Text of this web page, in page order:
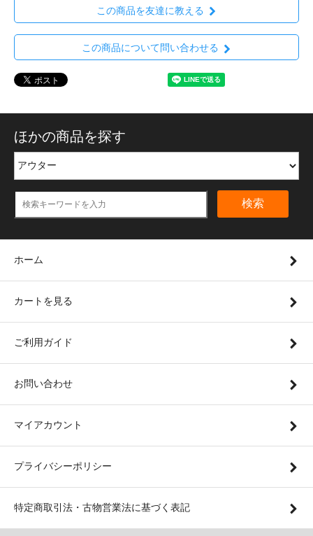
この商品を友達に教える
この商品について問い合わせる
ほかの商品を探す
検索
ホーム
カートを見る
ご利用ガイド
お問い合わせ
マイアカウント
プライバシーポリシー
特定商取引法・古物営業法に基づく表記